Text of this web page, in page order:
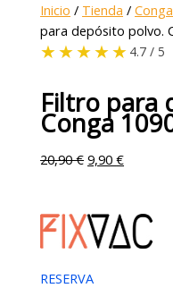
Inicio / Tienda /
para depósito polvo.
★★★★★ 4.7 / 5
Filtro para
Conga
20,90€ 9,90€
RESERVA